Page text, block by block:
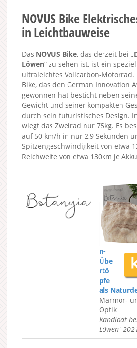
NOVUS Bike
in Leichtbauweise
Das NOVUS Bike, das derzeit bei „
Löwen“ zu sehen ist, ist ein
ultraleichtes Vollcarbon-Motorrad.
Bike, das den German Innovation
gewonnen hat besticht neben
Gewicht und seiner kompakten
durch sein futuristisches Design.
wiegt das Zweirad nur 75kg. Es
auf 50 km/h in nur 2,9 Sekunden
Spitzengeschwindigkeit von etwa
Reichweite von etwa 130km je
n-
Übe
rtö
pfe
als
Marmor-
Optik
Kandidat
Löwen“ 2021